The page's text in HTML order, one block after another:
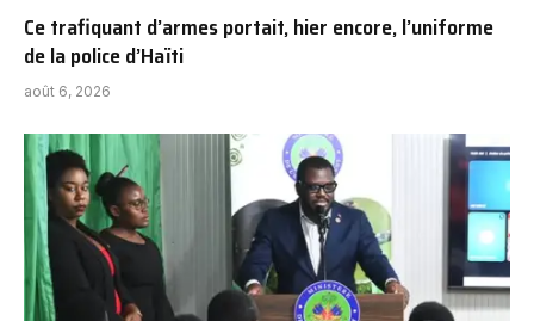
Ce trafiquant d’armes portait, hier encore, l’uniforme
de la police d’Haïti
août 6, 2026